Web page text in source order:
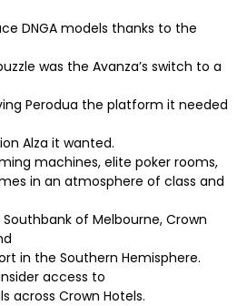
DNGA models thanks to the
was the Avanza’s switch to a
Perodua the platform it needed
Alza it wanted.
machines, elite poker rooms,
in an atmosphere of class and
of Melbourne, Crown
in the Southern Hemisphere.
access to
across Crown Hotels.